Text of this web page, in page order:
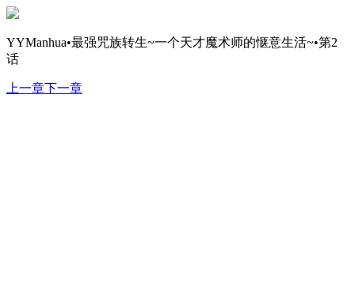
YYManhua•最强咒族转生~一个天才魔术师的惬意生活~•第2
话
上一章下一章